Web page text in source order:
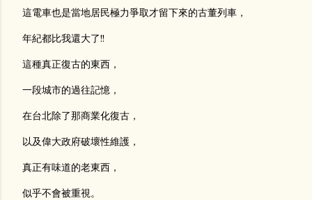
這電車也是當地居民極力爭取才留下來的古董列車，
年紀都比我還大了!!
這種真正復古的東西，
一段城市的過往記憶，
在台北除了那商業化復古，
以及偉大政府破壞性維護，
真正有味道的老東西，
似乎不會被重視。